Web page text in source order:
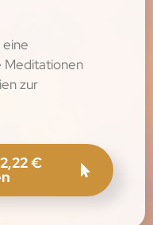
eine
Meditationen
zur
€